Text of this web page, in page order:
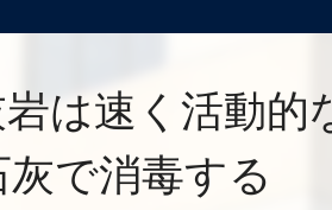
は速く活動的
で消毒する